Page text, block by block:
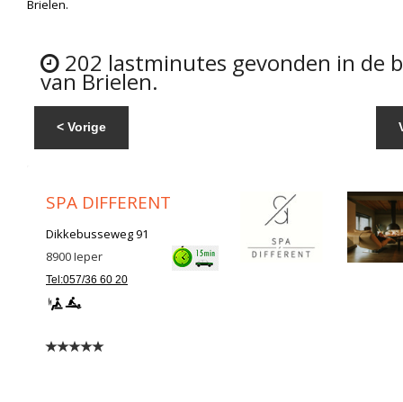
Brielen.
202 lastminutes gevonden in de
van Brielen.
< Vorige
SPA DIFFERENT
Dikkebusseweg 91
8900Ieper
Tel:057/36 60 20